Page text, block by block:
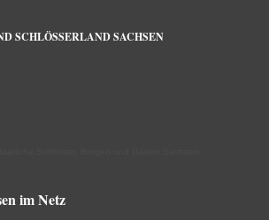
SCHLÖSSERLAND SACHSEN
im Netz